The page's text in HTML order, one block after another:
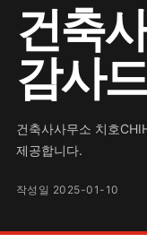
건축
감사
건축사사무소 치호
제공합니다.
작성일 2025-01-10